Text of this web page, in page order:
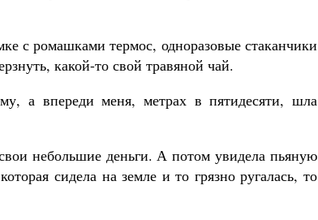
с ромашками термос, одноразовые стаканчики
какой-то свой травяной чай.
а впереди меня, метрах в пятидесяти, шла
небольшие деньги. А потом увидела пьяную
сидела на земле и то грязно ругалась, то